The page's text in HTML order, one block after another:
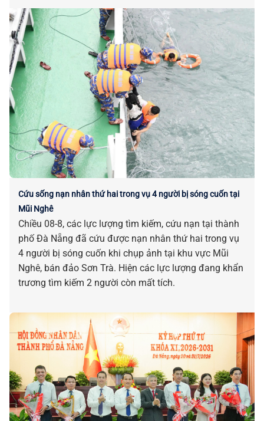
bị tác động, ảnh hưởng do sắp xếp đơn vị hành chính.
Cứu sống nạn nhân thứ hai trong vụ 4 người bị sóng cuốn tại
Mũi Nghê
Chiều 08-8, các lực lượng tìm kiếm, cứu nạn tại thành
phố Đà Nẵng đã cứu được nạn nhân thứ hai trong vụ
4 người bị sóng cuốn khi chụp ảnh tại khu vực Mũi
Nghê, bán đảo Sơn Trà. Hiện các lực lượng đang khẩn
trương tìm kiếm 2 người còn mất tích.